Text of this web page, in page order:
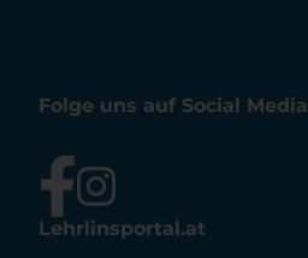
Folge uns auf Social Media
Lehrlinsportal.at